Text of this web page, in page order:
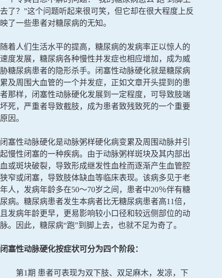
去了？”这个问题听起来很可笑，但它却在很大程度上反
映了一些患者对糖尿病的无知。
随着人们生活水平的提高，糖尿病的发病率正以惊人的
速度发展，糖尿病各种慢性并发症也相应增加，成为威
胁糖尿病患者的隐形杀手。闭塞性动脉硬化就是糖尿病
累及周围大血管的一个并发症，正如文章开头提到的患
者那样，闭塞性动脉硬化发展到一定程度，可导致肢端
坏死，严重者导致截肢，成为患者致残致死的一个重要
原因。
闭塞性动脉硬化是动脉粥样硬化病变累及周围动脉并引
起慢性闭塞的一种疾病。由于动脉粥样斑块及其内部出
血或斑块破裂，导致形成继发性血栓而逐渐产生血管腔
狭窄或闭塞，导致肢体缺血等临床表现。该病多见于老
年人，发病年龄多在50～70岁之间，患者中20％伴有糖
尿病。糖尿病患者发生本病者比无糖尿病患者高11倍，
且发病年龄更早，更易影响较小口径和较远侧部位的动
脉。因此，糖尿病“跑”到脚上去，也就不足为奇了。
闭塞性动脉硬化按症状可分为四个阶段：
第1期 患者可表现为双下肢、双足麻木，发凉，下